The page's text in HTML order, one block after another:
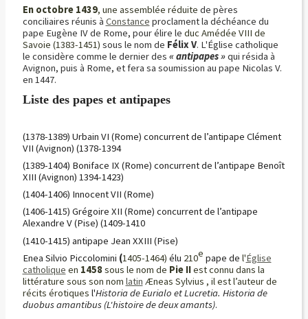
En octobre 1439, une assemblée réduite de pères
conciliaires réunis à Constance proclament la déchéance du
pape Eugène IV de Rome, pour élire le duc Amédée VIII de
Savoie (1383-1451) sous le nom de Félix V. L'Église catholique
le considère comme le dernier des « antipapes »qui résida à
Avignon, puis à Rome, et fera sa soumission au pape Nicolas V.
en 1447.
Liste des papes et antipapes
(1378-1389) Urbain VI (Rome) concurrent de l’antipape Clément
VII (Avignon) (1378-1394
(1389-1404) Boniface IX (Rome) concurrent de l’antipape Benoît
XIII (Avignon) 1394-1423)
(1404-1406) Innocent VII (Rome)
(1406-1415) Grégoire XII (Rome) concurrent de l’antipape
Alexandre V (Pise) (1409-1410
(1410-1415) antipape Jean XXIII (Pise)
Enea Silvio Piccolomini (1405-1464) élu 210e pape de l'Église
catholique en 1458sous le nom de Pie IIest connu dans la
littérature sous son nom latin Æneas Sylvius , il est l’auteur de
récits érotiques l'Historia de Eurialo et Lucretia. Historia de
duobus amantibus (L'histoire de deux amants).